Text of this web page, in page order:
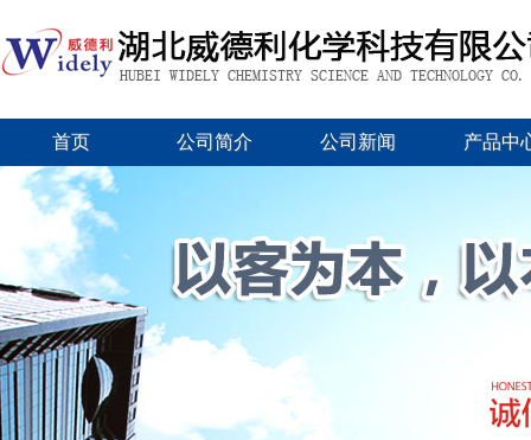
首页 公司简介 公司新闻 产品中